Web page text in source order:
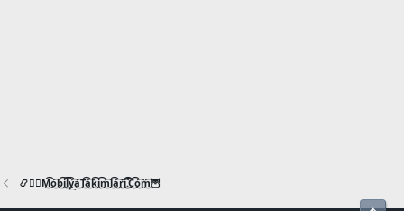
📿🧙‍♂️M͜͡o͜͡b͜͡i͜͡l͜͡y͜͡a͜͡T͜͡a͜͡k͜͡i͜͡m͜͡l͜͡a͜͡r͜͡i͜͡.͜͡C͜͡o͜͡m͜͡🦉